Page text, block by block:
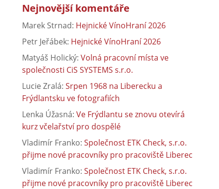
Nejnovější komentáře
Marek Strnad: Hejnické VínoHraní 2026
Petr Jeřábek: Hejnické VínoHraní 2026
Matyáš Holický: Volná pracovní místa ve
společnosti CiS SYSTEMS s.r.o.
Lucie Zralá: Srpen 1968 na Liberecku a
Frýdlantsku ve fotografiích
Lenka Úžasná: Ve Frýdlantu se znovu otevírá
kurz včelařství pro dospělé
Vladimír Franko: Společnost ETK Check, s.r.o.
přijme nové pracovníky pro pracoviště Liberec
Vladimír Franko: Společnost ETK Check, s.r.o.
přijme nové pracovníky pro pracoviště Liberec